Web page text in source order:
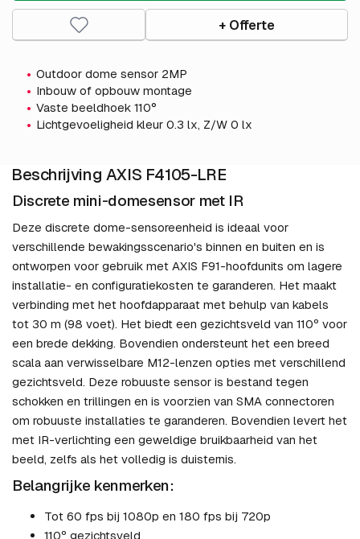
+ Offerte
Outdoor dome sensor 2MP
Inbouw of opbouw montage
Vaste beeldhoek 110°
Lichtgevoeligheid kleur 0.3 lx, Z/W 0 lx
Beschrijving AXIS F4105-LRE
Discrete mini-domesensor met IR
Deze discrete dome-sensoreenheid is ideaal voor
verschillende bewakingsscenario's binnen en buiten en is
ontworpen voor gebruik met AXIS F91-hoofdunits om lagere
installatie- en configuratiekosten te garanderen. Het maakt
verbinding met het hoofdapparaat met behulp van kabels
tot 30 m (98 voet). Het biedt een gezichtsveld van 110º voor
een brede dekking. Bovendien ondersteunt het een breed
scala aan verwisselbare M12-lenzen opties met verschillend
gezichtsveld. Deze robuuste sensor is bestand tegen
schokken en trillingen en is voorzien van SMA connectoren
om robuuste installaties te garanderen. Bovendien levert het
met IR-verlichting een geweldige bruikbaarheid van het
beeld, zelfs als het volledig is duisternis.
Belangrijke kenmerken:
Tot 60 fps bij 1080p en 180 fps bij 720p
110º gezichtsveld